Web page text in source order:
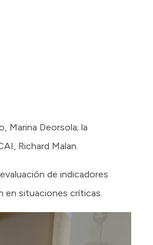
Marina Deorsola; la
Richard Malan.
de indicadores
en situaciones críticas.